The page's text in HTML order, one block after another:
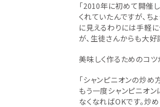
「2010年に初めて開催
くれていたんですが、ち
に見えるわりには手軽
が、生徒さんからも大好
美味しく作るためのコツ
「シャンピニオンの炒
もう一度シャンピニオ
なくなればOKです。炒